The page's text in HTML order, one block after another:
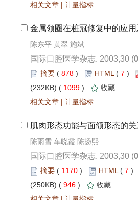
|
陈东平 黄翠 施斌
878 ) 7 )
1099 )
|
陈雨雪 车晓霞 陈扬熙
1170 ) 7 )
946 )